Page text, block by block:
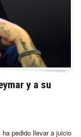
y a su
pedido llevar a juicio